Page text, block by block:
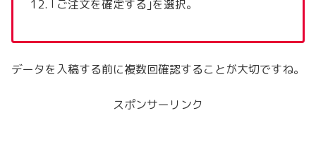
｢ご注文を確定する｣を選択。
データを入稿する前に複数回確認することが大切ですね。
スポンサーリンク